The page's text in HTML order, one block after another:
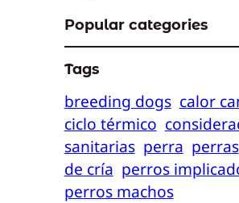
Popular categories
Tags
breeding dogs calor
ciclo térmico
sanitarias perra perras
de cría perros
perros machos